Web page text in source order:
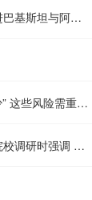
外交部：愿继续为促进巴基斯坦与阿富汗改善发展关系发挥建设性作用
8月北方降水“东多西少” 这些风险需重点防范
王晨在北京部分高等院校调研时强调 以习近平法治思想为指导 推进涉外法治人才培养